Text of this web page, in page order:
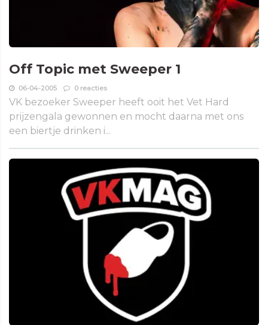
Off Topic met Sweeper 1
06-04-2005 0 reacties
VK bezoeker Sweeper heeft ooit het Vet Hard
prijzengala gewonnen en mocht daarna met ons
een biertje drinken i...